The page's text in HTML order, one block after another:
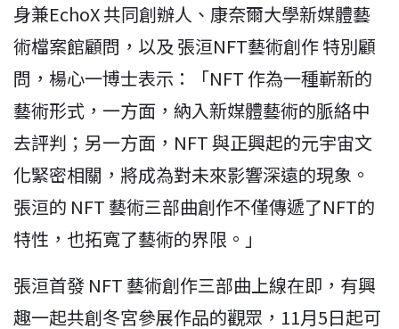
身兼EchoX 共同創辦人、康奈爾大學新媒體藝
術檔案館顧問，以及 張洹NFT藝術創作 特別顧
問，楊心一博士表示：「NFT 作為一種嶄新的
藝術形式，一方面，納入新媒體藝術的脈絡中
去評判；另一方面，NFT 與正興起的元宇宙文
化緊密相關，將成為對未來影響深遠的現象。
張洹的 NFT 藝術三部曲創作不僅傳遞了NFT的
特性，也拓寬了藝術的界限。」
張洹首發 NFT 藝術創作三部曲上線在即，有興
趣一起共創冬宮參展作品的觀眾，11月5日起可